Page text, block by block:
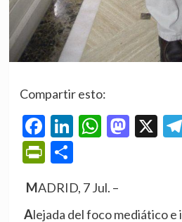
Compartir esto:
Facebook
LinkedInX
PrintFriendly
Compartir
MADRID, 7 Jul. –
Alejada del foco mediático e instalada en su